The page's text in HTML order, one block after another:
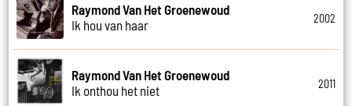
Raymond Van Het Groenewoud
Ik hou van haar
2002
Raymond Van Het Groenewoud
Ik onthou het niet
2011